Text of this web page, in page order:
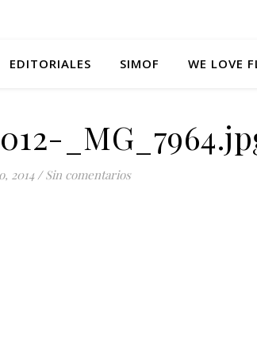
EDITORIALES SIMOF WE LOVE
2014 / Sin comentarios